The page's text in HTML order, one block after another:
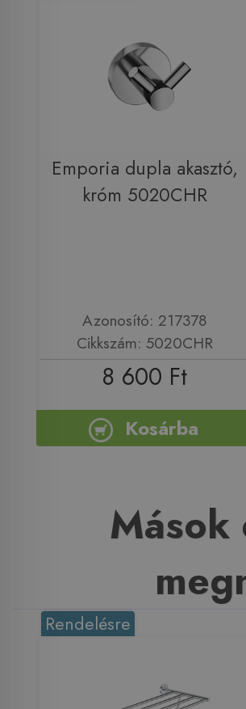
Emporia dupla akasztó,
króm 5020CHR
Azonosító: 217378
Cikkszám: 5020CHR
8 600 Ft
Kosárba
Mások
Rendelésre